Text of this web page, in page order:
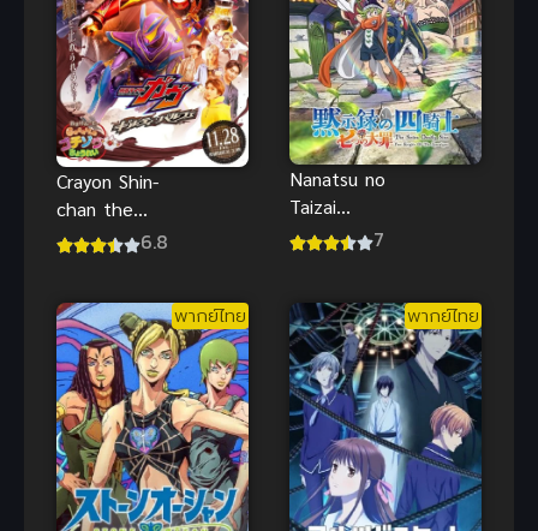
Crayon Shin-
chan the
Movie 33
Kasukabe
Dancers ชิน
จังเดอะมูฟวี่
ระเบิดความ
เผ็ด! คัสึกาเบะ
แดนเซอร์
พากย์ไทย
6.8
Nanatsu no
Taizai
Mokushiroku
ตำนาน 7
อัศวิน กาล
วิบัติ 4 อัศวิน
7
พากย์ไทย พากย์ไทย